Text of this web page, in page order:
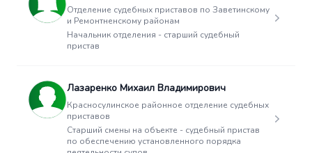
Отделение судебных приставов по Заветинскому
и Ремонтненскому районам
Начальник отделения - старший судебный
пристав
Лазаренко Михаил Владимирович
Красносулинское районное отделение судебных
приставов
Старший смены на объекте - судебный пристав
по обеспечению установленного порядка